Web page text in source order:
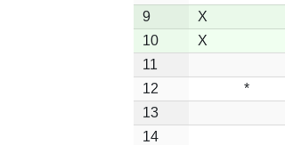
9
X
10
X
11
12
*
13
14